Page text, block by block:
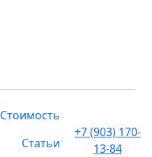
Стоимость
Статьи
+7 (903) 170-
13-84